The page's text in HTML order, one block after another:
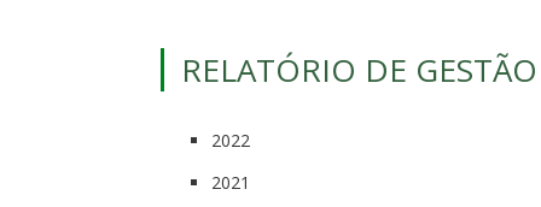
RELATÓRIO DE GESTÃO
2022
2021